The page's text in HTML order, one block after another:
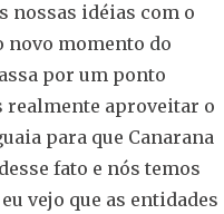
nossas idéias com o
novo momento do
por um ponto
realmente aproveitar o
para que Canarana
fato e nós temos
vejo que as entidades